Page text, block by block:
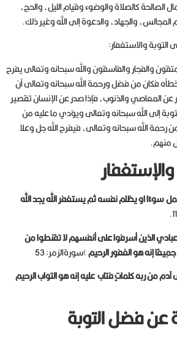
الصالحة كالصلاة والوضوء وقيام الليل، والحج،
والجهاد، والدعوة إلى الله وغير ذلك.
والاستغفار:
والفجار والفاسقون والله سبحانه وتعالى يفرح
فكان من فضل ورحمة الله سبحانه وتعالى أن
عن المعاصي والذنوب، فإذا صدر عن الإنسان تقصير
إلى الله سبحانه وتعالى ويؤدي ما عليه من
رحمة الله سبحانه وتعالى، فيفرح الله جل وعلا
منهم.
سوءًا او يظلم نفسه ثم يستغفر الله يجد الله
الذين أسرفوا على أنفسهم لا تقنطوا من
إنه هو الغفور الرحيم)سورةالزمر: 53
من ربه كلماتٍ فتاب عليه إنه هو التواب الرحيم
عن فضل التوبة